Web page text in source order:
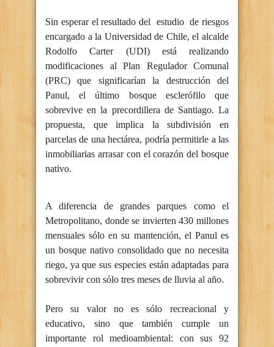
Sin esperar el resultado del estudio de riesgos
encargado a la Universidad de Chile, el alcalde
Rodolfo Carter (UDI) está realizando
modificaciones al Plan Regulador Comunal
(PRC) que significarían la destrucción del
Panul, el último bosque esclerófilo que
sobrevive en la precordillera de Santiago. La
propuesta, que implica la subdivisión en
parcelas de una hectárea, podría permitirle a las
inmobiliarias arrasar con el corazón del bosque
nativo.
A diferencia de grandes parques como el
Metropolitano, donde se invierten 430 millones
mensuales sólo en su mantención, el Panul es
un bosque nativo consolidado que no necesita
riego, ya que sus especies están adaptadas para
sobrevivir con sólo tres meses de lluvia al año.
Pero su valor no es sólo recreacional y
educativo, sino que también cumple un
importante rol medioambiental: con sus 92